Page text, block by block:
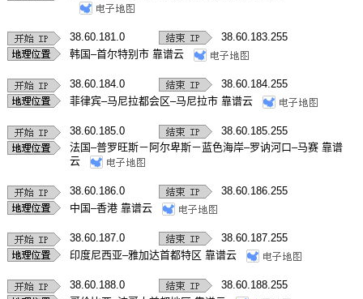
38.60.181.0
38.60.183.255
韩国–首尔特别市 靠谱云
38.60.184.0
38.60.184.255
菲律宾–马尼拉都会区–马尼拉市 靠谱云
38.60.185.0
38.60.185.255
法国–普罗旺斯－阿尔卑斯－蓝色海岸–罗讷河口–马赛 靠谱
云
38.60.186.0
38.60.186.255
中国–香港 靠谱云
38.60.187.0
38.60.187.255
印度尼西亚–雅加达首都特区 靠谱云
38.60.188.0
38.60.188.255